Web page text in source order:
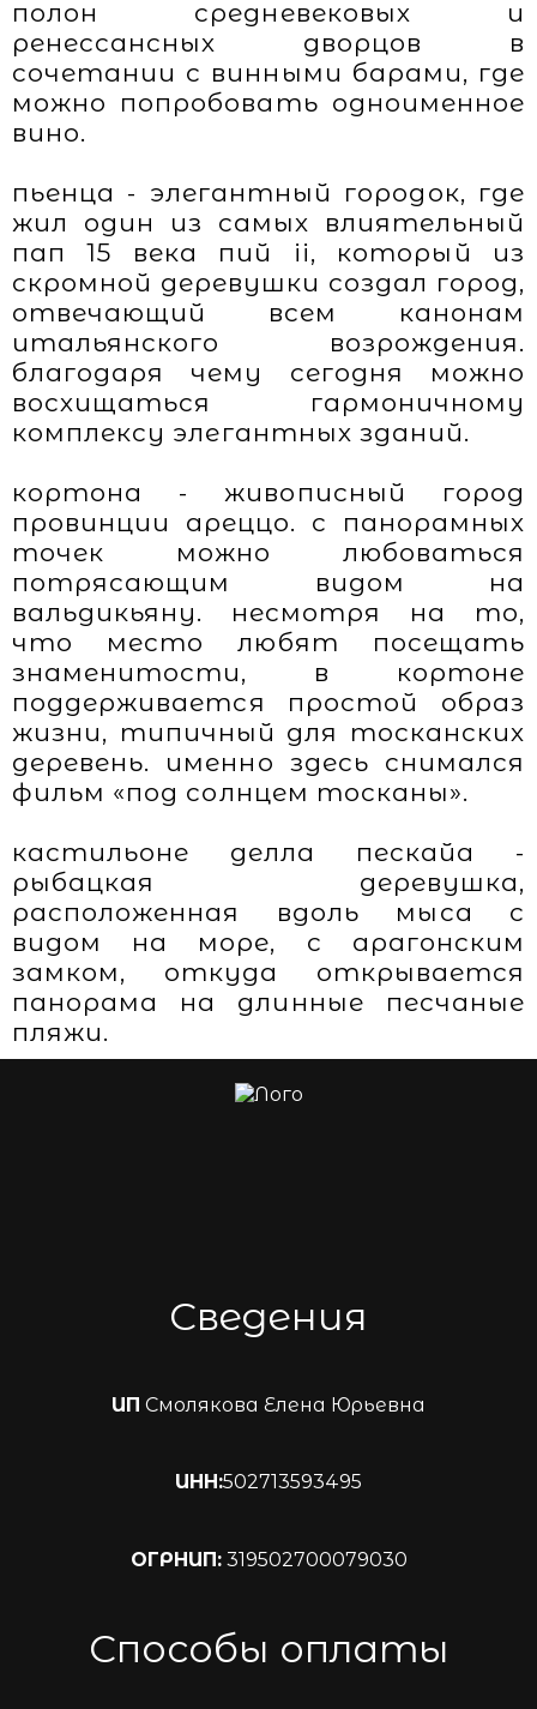
полон средневековых и
ренессансных дворцов в
сочетании с винными барами, где
можно попробовать одноименное
вино.
пьенца - элегантный городок, где
жил один из самых влиятельный
пап 15 века пий ii, который из
скромной деревушки создал город,
отвечающий всем канонам
итальянского возрождения.
благодаря чему сегодня можно
восхищаться гармоничному
комплексу элегантных зданий.
кортона - живописный город
провинции ареццо. с панорамных
точек можно любоваться
потрясающим видом на
вальдикьяну. несмотря на то,
что место любят посещать
знаменитости, в кортоне
поддерживается простой образ
жизни, типичный для тосканских
деревень. именно здесь снимался
фильм «под солнцем тосканы».
кастильоне делла пескайа -
рыбацкая деревушка,
расположенная вдоль мыса с
видом на море, с арагонским
замком, откуда открывается
панорама на длинные песчаные
пляжи.
Сведения
ИП Смолякова Елена Юрьевна
ИНН:502713593495
ОГРНИП:319502700079030
Способы оплаты